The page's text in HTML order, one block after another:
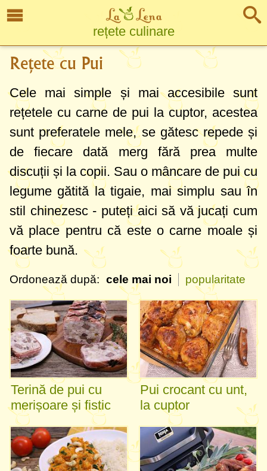
rețete culinare
Rețete cu Pui
Cele mai simple și mai accesibile sunt
rețetele cu carne de pui la cuptor, acestea
sunt preferatele mele, se gătesc repede și
de fiecare dată merg fără prea multe
discuții și la copii. Sau o mâncare de pui cu
legume gătită la tigaie, mai simplu sau în
stil chinezesc - puteți aici să vă jucați cum
vă place pentru că este o carne moale și
foarte bună.
Ordonează după: cele mai noi popularitate
Terină de pui cu
merișoare și fistic
Pui crocant cu unt,
la cuptor